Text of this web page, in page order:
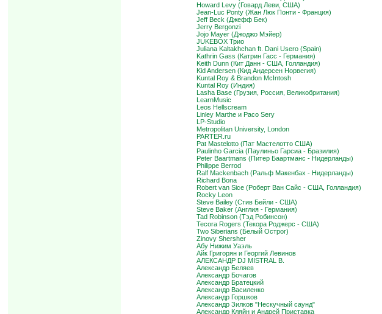
Howard Levy (Говард Леви, США)
Jean-Luc Ponty (Жан Люк Понти - Франция)
Jeff Beck (Джефф Бек)
Jerry Bergonzi
Jojo Mayer (Джоджо Мэйер)
JUKEBOX Трио
Juliana Kaltakhchan ft. Dani Usero (Spain)
Kathrin Gass (Катрин Гасс - Германия)
Keith Dunn (Кит Данн - США, Голландия)
Kid Andersen (Кид Андерсен Норвегия)
Kuntal Roy & Brandon McIntosh
Kuntal Roy (Индия)
Lasha Base (Грузия, Россия, Великобритания)
LearnMusic
Leos Hellscream
Linley Marthe и Paco Sery
LP-Studio
Metropolitan University, London
PARTER.ru
Pat Mastelotto (Пат Мастелотто США)
Paulinho Garcia (Паулиньо Гарсиа - Бразилия)
Peter Baartmans (Питер Баартманс - Нидерланды)
Philippe Berrod
Ralf Mackenbach (Ральф Макенбах - Нидерланды)
Richard Bona
Robert van Sice (Роберт Ван Сайс - США, Голландия)
Rocky Leon
Steve Bailey (Стив Бейли - США)
Steve Baker (Англия - Германия)
Tad Robinson (Тэд Робинсон)
Tecora Rogers (Текора Роджерс - США)
Two Siberians (Белый Острог)
Zinovy Shersher
Абу Нижим Уаэль
Айк Григорян и Георгий Левинов
АЛЕКСАНДР DJ MISTRAL B.
Александр Беляев
Александр Бочагов
Александр Братецкий
Александр Василенко
Александр Горшков
Александр Зилков "Нескучный саунд"
Александр Кляйн и Андрей Приставка